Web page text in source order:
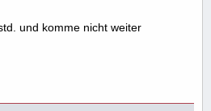
und komme nicht weiter